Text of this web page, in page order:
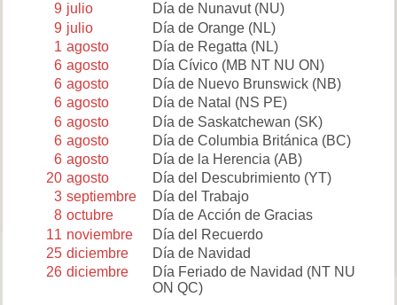
9 julio Día de Nunavut(NU)
9 julio Día de Orange(NL)
1 agosto Día de Regatta (NL)
6 agosto Día Cívico(MB NT NU ON)
6 agosto Día de Nuevo Brunswick(NB)
6 agosto Día de Natal (NS PE)
6 agosto Día de Saskatchewan (SK)
6 agosto Día de Columbia Británica (BC)
6 agosto Día de la Herencia (AB)
20 agosto Día del Descubrimiento(YT)
3 septiembre
Día del Trabajo
8 octubre
Día de Acción de Gracias
11 noviembre
Día del Recuerdo
25 diciembre
Día de Navidad
26 diciembre Día Feriado de Navidad (NT NU
ON QC)